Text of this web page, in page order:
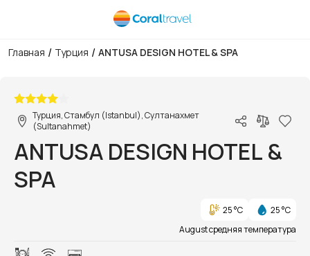
Главная / Турция / ANTUSA DESIGN HOTEL & SPA
Турция, Стамбул (Istanbul), Султанахмет
(Sultanahmet)
ANTUSA DESIGN HOTEL &
SPA
25 °C
25 °C
August средняя температура